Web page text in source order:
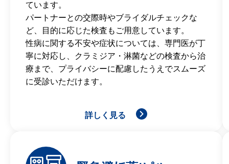
ています。
パートナーとの交際時やブライダルチェックな
ど、目的に応じた検査もご用意しています。
性病に関する不安や症状については、専門医が丁
寧に対応し、クラミジア・淋菌などの検査から治
療まで、プライバシーに配慮したうえでスムーズ
に受診いただけます。
詳しく見る